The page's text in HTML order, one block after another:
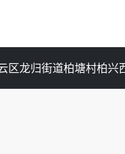
区龙归街道柏塘村柏兴